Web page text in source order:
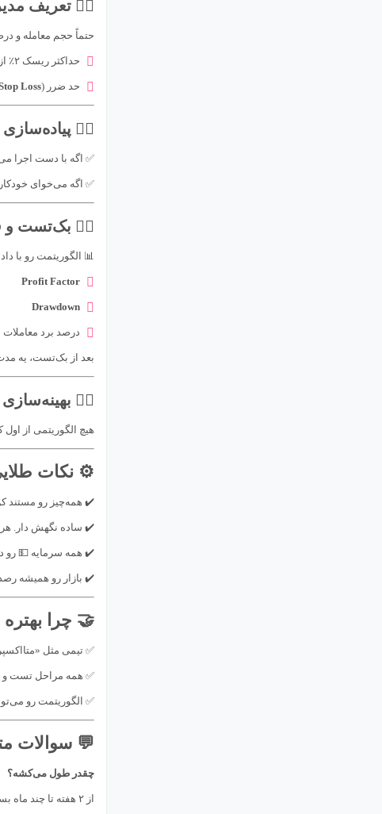
۴️⃣ تعریف مدیریت سرمایه
حتماً حجم معامله و
حداکثر ریسک ۲٪ از سرمایه 💵 در هر پوزیشن
حد ضرر (Loss
۵️⃣ پیاده‌سازی الگوریتم
✅ اگه با دست اجرا
✅ اگه می‌خوای
۶️⃣ بک‌تست و فوروارد تست
📊 الگوریتمت رو با
Profit Factor
Drawdown
درصد برد معاملات
بعد از بک‌تست، یه
۷️⃣ بهینه‌سازی (Optimization)
هیچ الگوریتمی از اول
⚙️ نکات
✔️ همه‌چیز رو مستند
✔️ ساده نگهش دار.
✔️ همه سرمایه 💵 رو
✔️ بازار رو همیشه رصد
🤝 چرا
✅ تیمی مثل
✅ همه مراحل تست و
✅ الگوریتمت رو
💬 سوالات
چقدر طول می‌کشه؟
از ۲ هفته تا چند ماه بسته به پیچیدگی.